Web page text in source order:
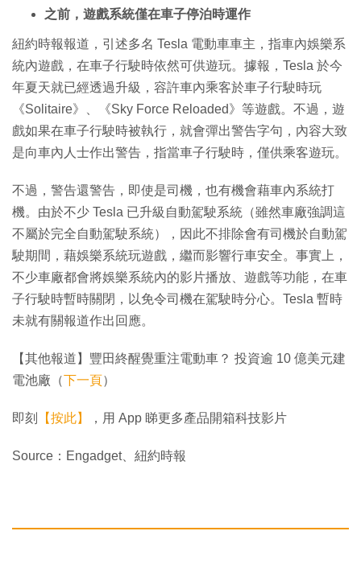
之前，遊戲系統僅在車子停泊時運作
紐約時報報道，引述多名 Tesla 電動車車主，指車內娛樂系
統內遊戲，在車子行駛時依然可供遊玩。據報，Tesla 於今
年夏天就已經透過升級，容許車內乘客於車子行駛時玩
《Solitaire》、《Sky Force Reloaded》等遊戲。不過，遊
戲如果在車子行駛時被執行，就會彈出警告字句，內容大致
是向車內人士作出警告，指當車子行駛時，僅供乘客遊玩。
不過，警告還警告，即使是司機，也有機會藉車內系統打
機。由於不少 Tesla 已升級自動駕駛系統（雖然車廠強調這
不屬於完全自動駕駛系統），因此不排除會有司機於自動駕
駛期間，藉娛樂系統玩遊戲，繼而影響行車安全。事實上，
不少車廠都會將娛樂系統內的影片播放、遊戲等功能，在車
子行駛時暫時關閉，以免令司機在駕駛時分心。Tesla 暫時
未就有關報道作出回應。
【其他報道】豐田終醒覺重注電動車？ 投資逾 10 億美元建
電池廠（下一頁）
即刻 【按此】 ，用 App 睇更多產品開箱科技影片
Source：Engadget、紐約時報